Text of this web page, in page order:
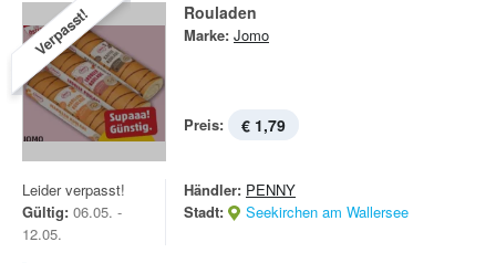
Verpasst! Rouladen
Marke: Jomo
Preis: € 1,79
Leider verpasst!
Gültig: 06.05. -
12.05.
Händler: PENNY
Stadt:
Seekirchen am Wallersee